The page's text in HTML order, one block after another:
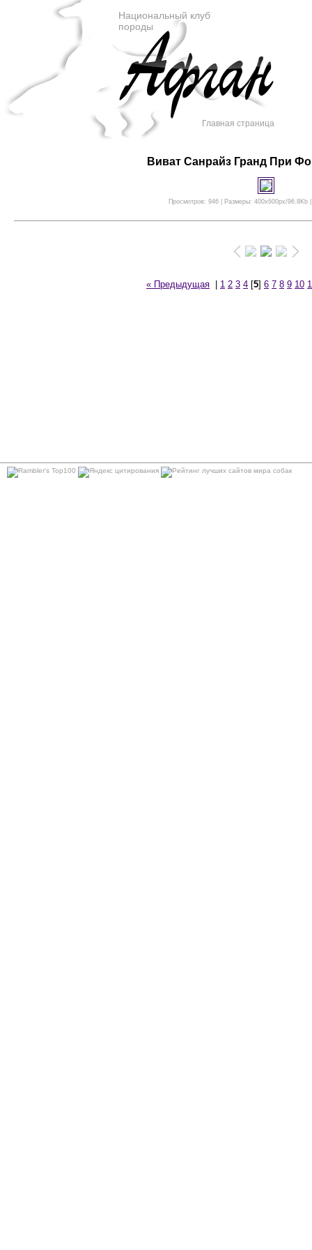
Национальный клуб
породы
Главная страница
Виват Санрайз Гранд При
Просмотров: 946 | Размеры: 400x600px/96.8Kb
« Предыдущая 1 2 3 4 [5] 6 7 8 9 10